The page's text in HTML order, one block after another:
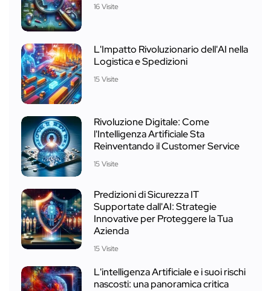
16 Visite
L'Impatto Rivoluzionario dell'AI nella
Logistica e Spedizioni
15 Visite
Rivoluzione Digitale: Come
l'Intelligenza Artificiale Sta
Reinventando il Customer Service
15 Visite
Predizioni di Sicurezza IT
Supportate dall'AI: Strategie
Innovative per Proteggere la Tua
Azienda
15 Visite
L'intelligenza Artificiale e i suoi rischi
nascosti: una panoramica critica